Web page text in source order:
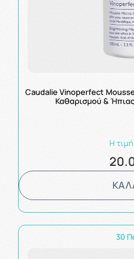
Caudalie Vinoperfect
Καθαρισμού &
Η
30